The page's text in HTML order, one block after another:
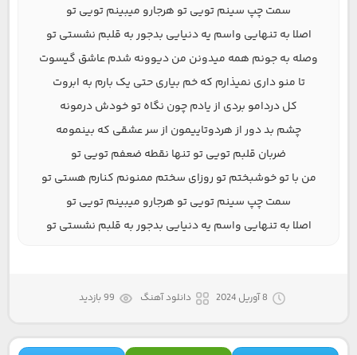
سمت چپ سینم تویی تو هرجارو میبینم تویی تو
اصلا به تنهایی واسم یه دنیایی بدجور به قلبم نشستی تو
وصله به جونم همه میدونن من دیوونه شدم عاشق گیسوت
تا منو داری نمیذارم که خم بیاری حتی یک بارم به ابروت
کل دردامو بردی از یادم چون نگاه تو خودش درمونه
چشم بد دور از هردوتاییمون از سر عشقی که بینمومه
ضربان قلبم تویی تو تنها نقطه ضعفم تویی تو
من با تو خوشبختم تو روزای سختم ممنونم کنارم هستی تو
سمت چپ سینم تویی تو هرجارو میبینم تویی تو
اصلا به تنهایی واسم یه دنیایی بدجور به قلبم نشستی تو
8 آوریل 2024 دانلود آهنگ 99 بازدید